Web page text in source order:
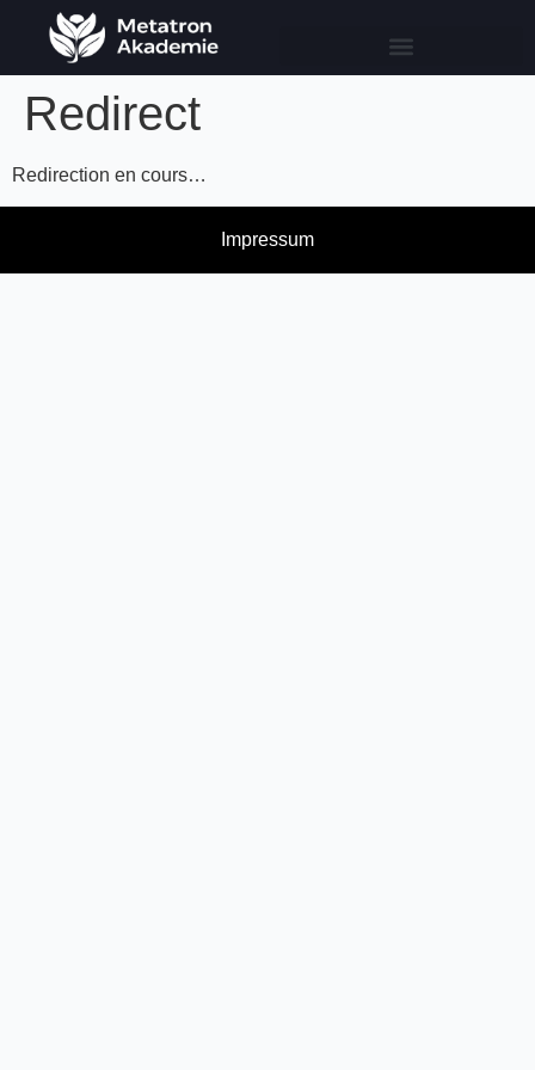
Redirect
Redirection en cours…
Impressum